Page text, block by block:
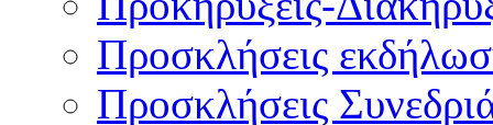
Προσκλήσεις
Προσκλήσεις